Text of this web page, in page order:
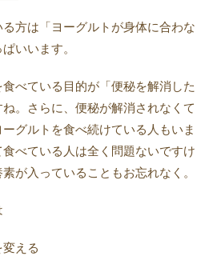
方は「ヨーグルトが身体に合わな
いいます。
べている目的が「便秘を解消した
。さらに、便秘が解消されなくて
グルトを食べ続けている人もいま
べている人は全く問題ないですけ
が入っていることもお忘れなく。
変える